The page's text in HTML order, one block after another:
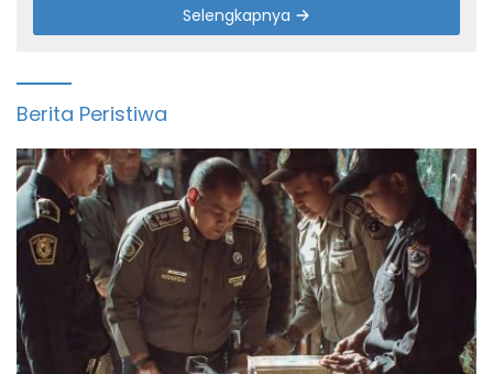
Selengkapnya
Berita Peristiwa